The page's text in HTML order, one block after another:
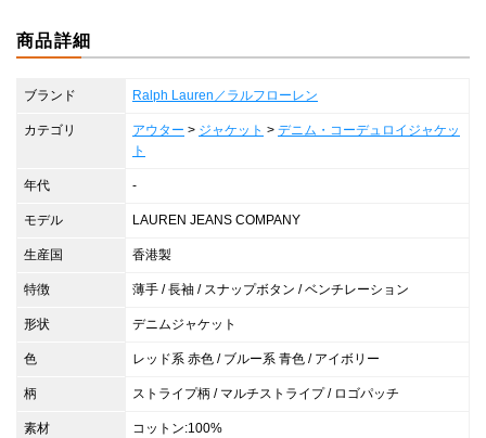
商品詳細
ブランド Ralph Lauren／ラルフローレン
カテゴリ アウター > ジャケット > デニム・コーデュロイジャケッ
ト
年代 -
モデル LAUREN JEANS COMPANY
生産国 香港製
特徴 薄手 / 長袖 / スナップボタン / ベンチレーション
形状 デニムジャケット
色 レッド系 赤色 / ブルー系 青色 / アイボリー
柄 ストライプ柄 / マルチストライプ / ロゴパッチ
素材 コットン:100%